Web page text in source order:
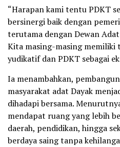
“Harapan kami tentu PDKT
bersinergi baik dengan
terutama dengan Dewan
Kita masing-masing memiliki
yudikatif dan PDKT sebagai
Ia menambahkan,
masyarakat adat Dayak
dihadapi bersama.
mendapat ruang yang lebih
daerah, pendidikan, hingga
berdaya saing tanpa